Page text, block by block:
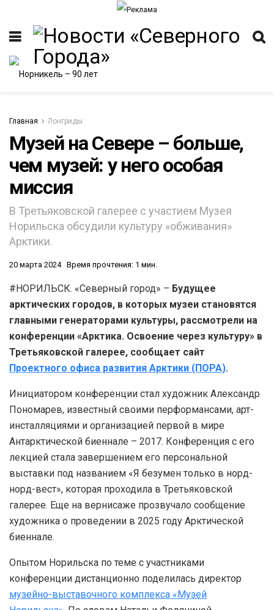
Главная Лонгриды
Музей на Севере – больше,
чем музей: у него особая
миссия
В Третьяковской галерее с участием Музея
Норильска обсудили культуру «обживания»
Арктики.
20 марта 2024 Время прочтения: 1 мин.
#НОРИЛЬСК. «Северный город» – Будущее
арктических городов, в которых музеи становятся
главными генераторами культуры, рассмотрели на
конференции «Арктика. Освоение через культуру» в
Третьяковской галерее, сообщает сайт
Проектного офиса развития Арктики (ПОРА).
Инициатором конференции стал художник Александр
Пономарев, известный своими перформансами, арт-
инсталляциями и организацией первой в мире
Антарктической биеннале – 2017. Конференция с его
лекцией стала завершением его персональной
выставки под названием «Я безумен только в норд-
норд-вест», которая проходила в Третьяковской
галерее. Еще на вернисаже прозвучало сообщение
художника о проведении в 2025 году Арктической
биеннале.
Опытом Норильска по теме с участниками
конференции дистанционно поделилась директор
музейно-выставочного комплекса «Музей